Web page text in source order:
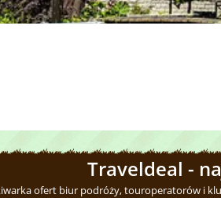
Traveldeal -
ofert biur podróży, touroperatorów i